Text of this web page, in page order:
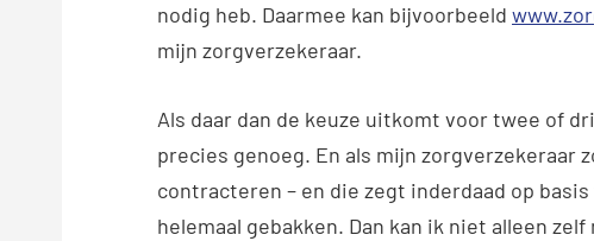
nodig heb. Daarmee kan bijvoorbeeld
mijn zorgverzekeraar.
Als daar dan de keuze uitkomt voor twee of
precies genoeg. En als mijn zorgverzekeraar
contracteren – en die zegt inderdaad op
helemaal gebakken. Dan kan ik niet alleen